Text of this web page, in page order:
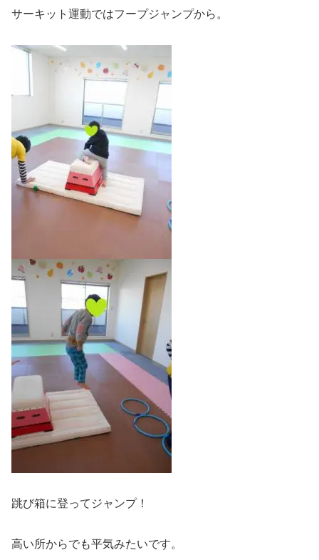
サーキット運動ではフープジャンプから。
跳び箱に登ってジャンプ！
高い所からでも平気みたいです。